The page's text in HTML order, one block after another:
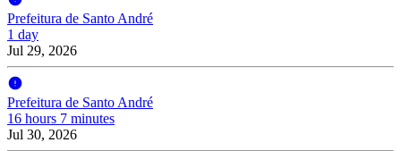
Prefeitura de Santo André
1 day
Jul 29, 2026
Prefeitura de Santo André
16 hours 7 minutes
Jul 30, 2026